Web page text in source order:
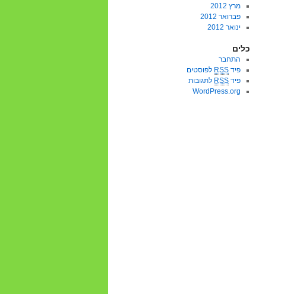
מרץ 2012
פברואר 2012
ינואר 2012
כלים
התחבר
פיד RSS לפוסטים
פיד RSS לתגובות
WordPress.org